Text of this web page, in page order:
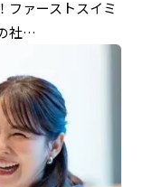
ファーストスイミ
社…